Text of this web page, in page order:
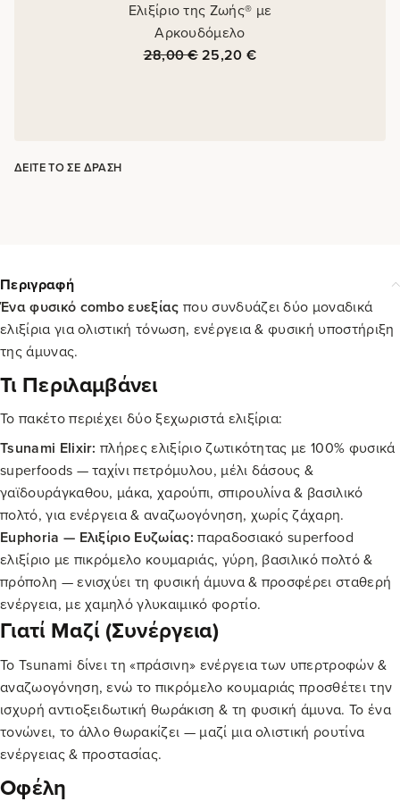
Ελιξίριο της Ζωής® με
Αρκουδόμελο
28,00€25,20€
ΔΕΊΤΕ ΤΟ ΣΕ ΔΡΆΣΗ
Περιγραφή
Ένα φυσικό combo ευεξίας που συνδυάζει δύο μοναδικά
ελιξίρια για ολιστική τόνωση, ενέργεια & φυσική υποστήριξη
της άμυνας.
Τι Περιλαμβάνει
Το πακέτο περιέχει δύο ξεχωριστά ελιξίρια:
Tsunami Elixir: πλήρες ελιξίριο ζωτικότητας με 100% φυσικά
superfoods — ταχίνι πετρόμυλου, μέλι δάσους &
γαϊδουράγκαθου, μάκα, χαρούπι, σπιρουλίνα & βασιλικό
πολτό, για ενέργεια & αναζωογόνηση, χωρίς ζάχαρη.
Euphoria — Ελιξίριο Ευζωίας: παραδοσιακό superfood
ελιξίριο με πικρόμελο κουμαριάς, γύρη, βασιλικό πολτό &
πρόπολη — ενισχύει τη φυσική άμυνα & προσφέρει σταθερή
ενέργεια, με χαμηλό γλυκαιμικό φορτίο.
Γιατί Μαζί (συνέργεια)
Το Tsunami δίνει τη «πράσινη» ενέργεια των υπερτροφών &
αναζωογόνηση, ενώ το πικρόμελο κουμαριάς προσθέτει την
ισχυρή αντιοξειδωτική θωράκιση & τη φυσική άμυνα. Το ένα
τονώνει, το άλλο θωρακίζει — μαζί μια ολιστική ρουτίνα
ενέργειας & προστασίας.
Οφέλη